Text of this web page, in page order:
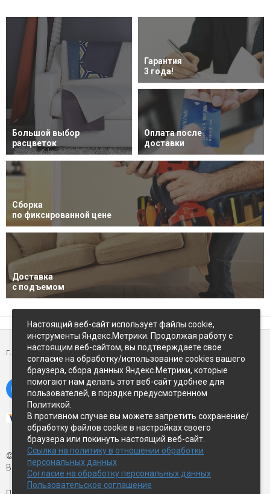
Большой выбор
расцветок
Гарантия
3 года!
Оплата после
доставки
Сборка
по фиксированной цене
Доставка
с подъемом
г. Петропавловск-Камчатский,ул Восточное-шоссе, д.5
© Экспострой, 2026 г.
Все права защищены
Настоящий веб-сайт использует файлы cookie,
инструменты Яндекс.Метрики. Продолжая работу с
настоящим веб-сайтом, вы подтверждаете свое
согласие на обработку/использование cookies вашего
браузера, сбора данных Яндекс.Метрики, которые
помогают нам делать этот веб-сайт удобнее для
пользователей, в порядке предусмотренном
Политикой.
В противном случае вы можете запретить сохранение/
обработку файлов cookie в настройках своего
браузера или покинуть настоящий веб-сайт.
Ссылка на политику в отношении обработки
персональных данных
Согласие на обработку персональных данных
Пользовательское соглашение